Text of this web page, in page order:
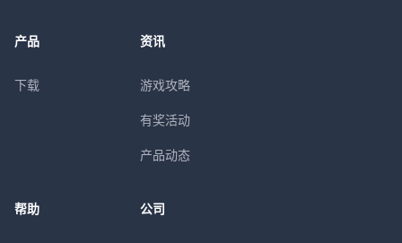
产品
下载
资讯
游戏攻略
有奖活动
产品动态
帮助 公司